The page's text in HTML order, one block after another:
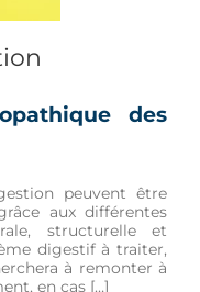
des
peuvent être
aux différentes
structurelle et
digestif à traiter,
à remonter à
en cas […]